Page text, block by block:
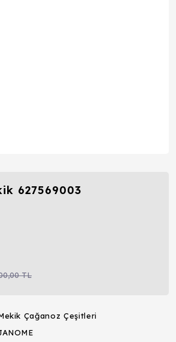
627569003
TL
Çağanoz Çeşitleri